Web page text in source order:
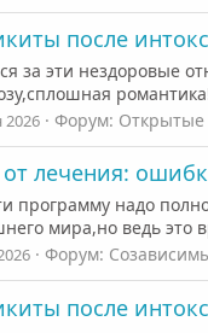
после
за эти нездоровые
Форум: Открытые
лечения:
программу надо
мира,но ведь это
Форум:
после